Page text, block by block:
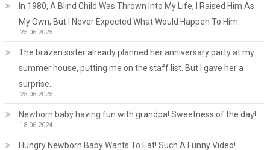
In 1980, A Blind Child Was Thrown Into My Life; I Raised Him As
My Own, But I Never Expected What Would Happen To Him.
25.06.2025
The brazen sister already planned her anniversary party at my
summer house, putting me on the staff list. But I gave her a
surprise.
25.06.2025
Newborn baby having fun with grandpa! Sweetness of the day!
18.06.2024
Hungry Newborn Baby Wants To Eat! Such A Funny Video!